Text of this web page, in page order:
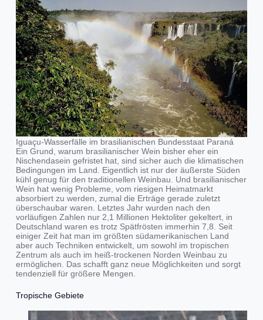
Iguaçu-Wasserfälle im brasilianischen Bundesstaat Paraná
Ein Grund, warum brasilianischer Wein bisher eher ein
Nischendasein gefristet hat, sind sicher auch die klimatischen
Bedingungen im Land. Eigentlich ist nur der äußerste Süden
kühl genug für den traditionellen Weinbau. Und brasilianischer
Wein hat wenig Probleme, vom riesigen Heimatmarkt
absorbiert zu werden, zumal die Erträge gerade zuletzt
überschaubar waren. Letztes Jahr wurden nach den
vorläufigen Zahlen nur 2,1 Millionen Hektoliter gekeltert, in
Deutschland waren es trotz Spätfrösten immerhin 7,8. Seit
einiger Zeit hat man im größten südamerikanischen Land
aber auch Techniken entwickelt, um sowohl im tropischen
Zentrum als auch im heiß-trockenen Norden Weinbau zu
ermöglichen. Das schafft ganz neue Möglichkeiten und sorgt
tendenziell für größere Mengen.
Tropische Gebiete